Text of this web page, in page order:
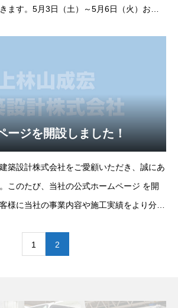
ます。5月3日（土）～5月6日（火）お問
ージを開設しました！
築設計株式会社をご愛顧いただき、誠にあ
このたび、当社の公式ホームページ を開
様に当社の事業内容や施工実績をより分か
ました。
1 2